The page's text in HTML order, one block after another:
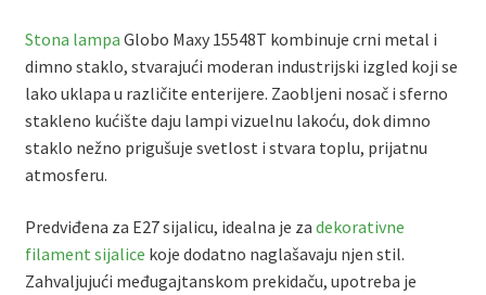
Stona lampa Globo Maxy 15548T kombinuje crni metal i
dimno staklo, stvarajući moderan industrijski izgled koji se
lako uklapa u različite enterijere. Zaobljeni nosač i sferno
stakleno kućište daju lampi vizuelnu lakoću, dok dimno
staklo nežno prigušuje svetlost i stvara toplu, prijatnu
atmosferu.
Predviđena za E27 sijalicu, idealna je za dekorativne
filament sijalice koje dodatno naglašavaju njen stil.
Zahvaljujući međugajtanskom prekidaču, upotreba je